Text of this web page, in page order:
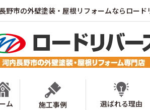
野市の外壁塗装・屋根リフォームならロード
ム 施工事例 選ばれる理由